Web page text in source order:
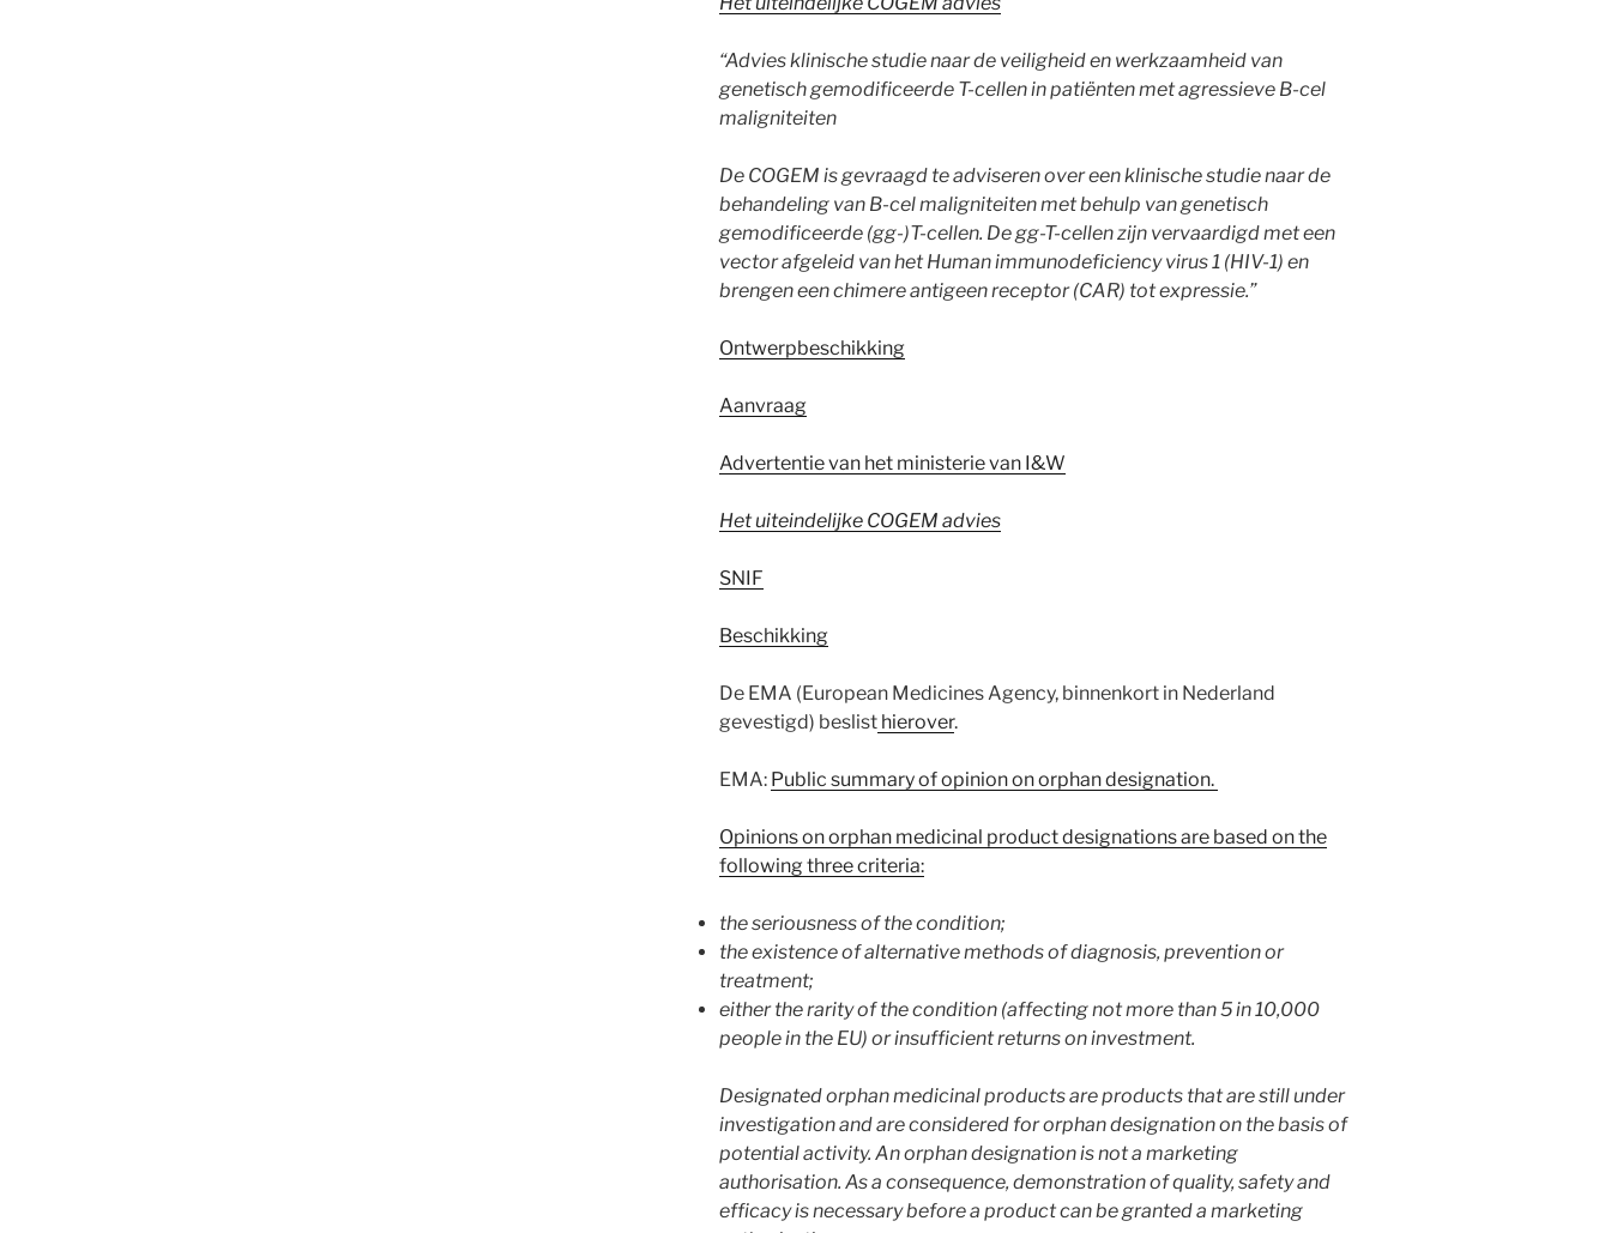
“Advies klinische studie naar de veiligheid en werkzaamheid van
genetisch gemodificeerde T-cellen in patiënten met agressieve B-cel
maligniteiten
De COGEM is gevraagd te adviseren over een klinische studie naar de
behandeling van B-cel maligniteiten met behulp van genetisch
gemodificeerde (gg-)T-cellen. De gg-T-cellen zijn vervaardigd met een
vector afgeleid van het Human immunodeficiency virus 1 (HIV-1) en
brengen een chimere antigeen receptor (CAR) tot expressie.”
Ontwerpbeschikking
Aanvraag
Advertentie van het ministerie van I&W
Het uiteindelijke COGEM advies
SNIF
Beschikking
De EMA (European Medicines Agency, binnenkort in Nederland
gevestigd) beslisthierover.
EMA: Public summary of opinion on orphan designation.
Opinions on orphan medicinal product designations are based on the
following three criteria:
the seriousness of the condition;
the existence of alternative methods of diagnosis, prevention or
treatment;
either the rarity of the condition (affecting not more than 5 in 10,000
people in the EU) or insufficient returns on investment.
Designated orphan medicinal products are products that are still under
investigation and are considered for orphan designation on the basis of
potential activity. An orphan designation is not a marketing
authorisation. As a consequence, demonstration of quality, safety and
efficacy is necessary before a product can be granted a marketing